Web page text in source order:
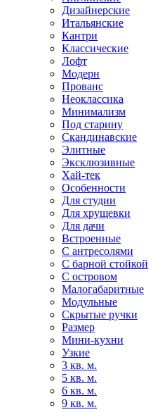
Дизайнерские
Итальянские
Кантри
Классические
Лофт
Модерн
Прованс
Неоклассика
Минимализм
Под старину
Скандинавские
Элитные
Эксклюзивные
Хай-тек
Особенности
Для студии
Для хрущевки
Для дачи
Встроенные
С антресолями
С барной стойкой
С островом
Малогабаритные
Модульные
Скрытые ручки
Размер
Мини-кухни
Узкие
3 кв. м.
5 кв. м.
6 кв. м.
9 кв. м.